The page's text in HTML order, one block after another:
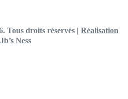
Tous droits réservés | Réalisation
Jb’s Ness